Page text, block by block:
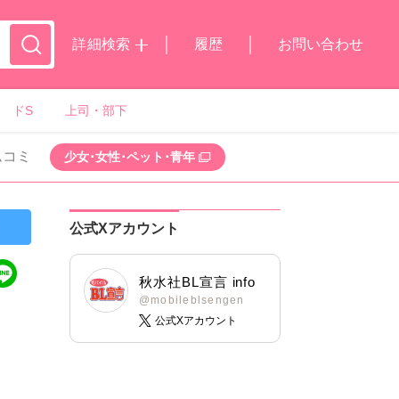
詳細検索
履歴 お問い合わせ
ドS 上司・部下
ミ 少女･女性･ペット･青年
公式Xアカウント
秋水社BL宣言 info
@mobileblsengen
公式Xアカウント